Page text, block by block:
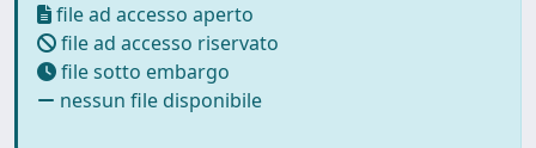
file ad accesso aperto
file ad accesso riservato
file sotto embargo
nessun file disponibile